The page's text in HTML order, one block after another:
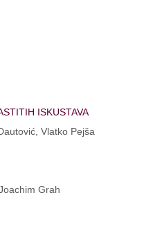
ISKUSTAVA
Vlatko Pejša
Grah